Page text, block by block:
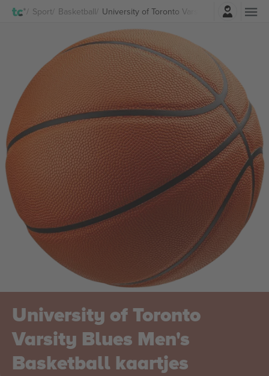
Sport Basketball University of Toronto Varsity Blues Men's
Log in
University of Toronto
Varsity Blues Men's
Basketball kaartjes